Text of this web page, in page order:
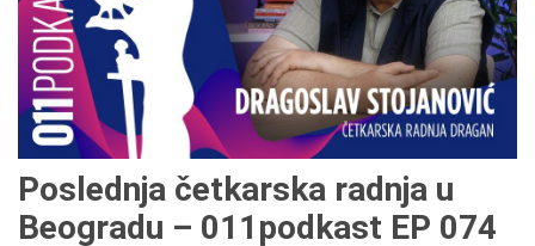
Poslednja četkarska radnja u
Beogradu – 011podkast EP 074